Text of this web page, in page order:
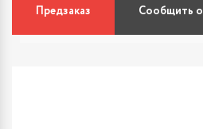
Предзаказ Сообщить